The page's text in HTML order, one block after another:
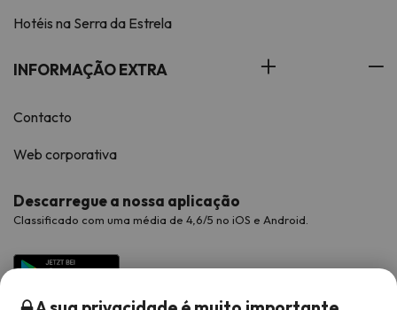
Hotéis na Serra da Estrela
INFORMAÇÃO EXTRA
Contacto
Web corporativa
Descarregue a nossa aplicação
Classificado com uma média de 4,6/5 no iOS e Android.